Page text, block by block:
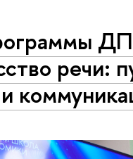
речи: